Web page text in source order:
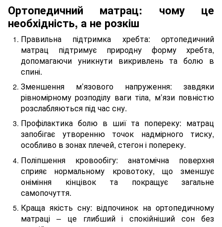
Ортопедичний матрац: чому це
необхідність, а не розкіш
Правильна підтримка хребта: ортопедичний
матрац підтримує природну форму хребта,
допомагаючи уникнути викривлень та болю в
спині.
Зменшення м’язового напруження: завдяки
рівномірному розподілу ваги тіла, м’язи повністю
розслабляються під час сну.
Профілактика болю в шиї та попереку: матрац
запобігає утворенню точок надмірного тиску,
особливо в зонах плечей, стегон і попереку.
Поліпшення кровообігу: анатомічна поверхня
сприяє нормальному кровотоку, що зменшує
оніміння кінцівок та покращує загальне
самопочуття.
Краща якість сну: відпочинок на ортопедичному
матраці – це глибший і спокійніший сон без